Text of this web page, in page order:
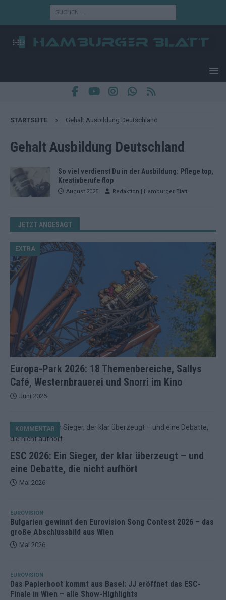
STARTSEITE Gehalt Ausbildung Deutschland
Gehalt Ausbildung Deutschland
So viel verdienst Du in der Ausbildung: Pflege top,
Kreativberufe flop
August 2025 Redaktion | Hamburger Blatt
JETZT ANGESAGT
Europa-Park 2026: 18 Themenbereiche, Sallys
Café, Westernbrauerei und Snorri im Kino
EXTRA
Juni 2026
ESC 2026: Ein Sieger, der klar überzeugt – und
eine Debatte, die nicht aufhört
KOMMENTAR
Mai 2026
EUROVISION
Bulgarien gewinnt den Eurovision Song Contest 2026 – das
große Abschlussbild aus Wien
Mai 2026
EUROVISION
Das Papierboot kommt aus Basel: JJ eröffnet das ESC-
Finale in Wien – alle Show-Highlights